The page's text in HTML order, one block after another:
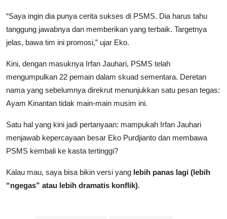
“Saya ingin dia punya cerita sukses di PSMS. Dia harus tahu
tanggung jawabnya dan memberikan yang terbaik. Targetnya
jelas, bawa tim ini promosi,” ujar Eko.
Kini, dengan masuknya Irfan Jauhari, PSMS telah
mengumpulkan 22 pemain dalam skuad sementara. Deretan
nama yang sebelumnya direkrut menunjukkan satu pesan tegas:
Ayam Kinantan tidak main-main musim ini.
Satu hal yang kini jadi pertanyaan: mampukah Irfan Jauhari
menjawab kepercayaan besar Eko Purdjianto dan membawa
PSMS kembali ke kasta tertinggi?
Kalau mau, saya bisa bikin versi yang lebih panas lagi (lebih
“ngegas” atau lebih dramatis konflik).